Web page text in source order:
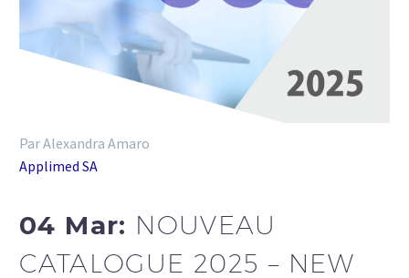
Par Alexandra Amaro
Applimed SA
04 Mar: NOUVEAU
CATALOGUE 2025 – NEW